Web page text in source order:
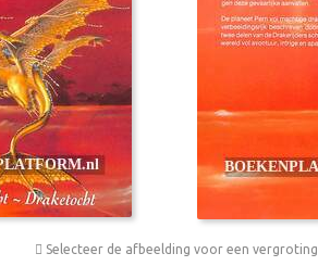
Selecteer de afbeelding voor een vergroting